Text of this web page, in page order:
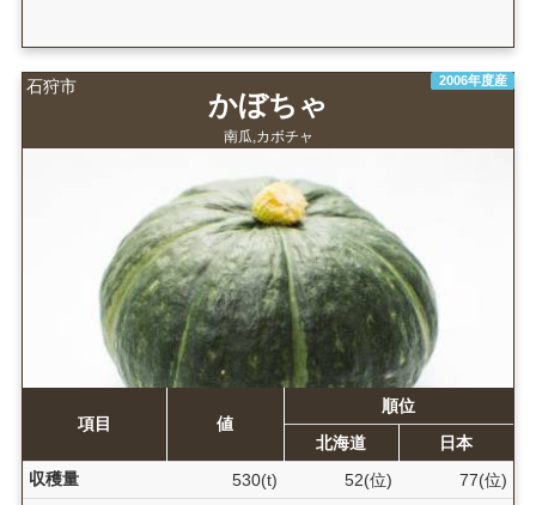
石狩市 2006年度産
かぼちゃ
南瓜,カボチャ
項目 値
順位
北海道
日本
収穫量
530(t) 52(位)
77(位)